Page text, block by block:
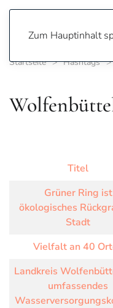
Zum Hauptinhalt
Startseite Hashtags
Titel
Grüner Ring ist
ökologisches
Stadt
Vielfalt an 40
Landkreis
umfassendes